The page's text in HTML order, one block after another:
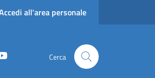
all'area personale
Cerca